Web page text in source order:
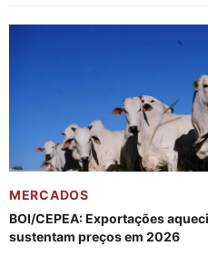
MERCADOS
BOI/CEPEA: Exportações
sustentam preços em 2026